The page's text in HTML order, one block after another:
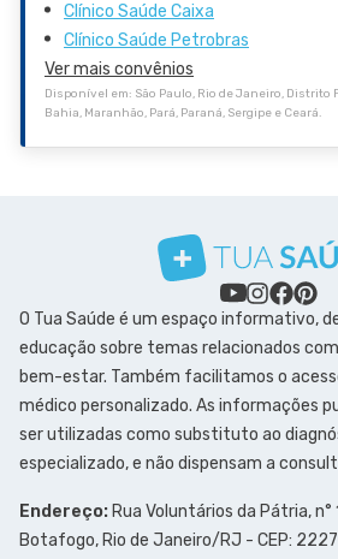
Clínico Saúde Caixa
Clínico Saúde Petrobras
Ver mais convênios
Disponível em: São Paulo, Rio de Janeiro, Distrito
Bahia, Maranhão, Pará, Paraná, Sergipe e Ceará.
O Tua Saúde é um espaço informativo,
educação sobre temas relacionados
bem-estar. Também facilitamos o
médico personalizado. As informações
ser utilizadas como substituto ao
especializado, e não dispensam a
Endereço:Rua Voluntários da Pátria, n°
Botafogo, Rio de Janeiro/RJ - CEP: